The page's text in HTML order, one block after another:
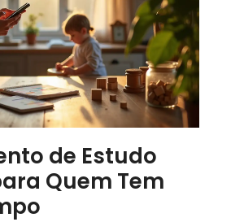
de Estudo
Quem Tem